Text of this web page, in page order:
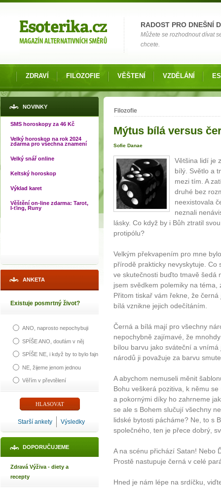
RADOST PRO DNEŠNÍ
Můžete se rozhodnout dívat
chcete.
ZDRAVÍ FILOZOFIE VĚŠTENÍ VZDĚLÁNÍ
NOVINKY
SMS horoskopy za 46 Kč
Velký horoskop na rok 2024
zdarma pro všechna znamení
Velký snář online
Keltský horoskop
Výklad karet
Věštění on-line zdarma: Tarot,
I-ťing, Runy
ANKETA
Existuje posmrtný život?
ANO, naprosto nepochybuji
SPÍŠE ANO, doufám v něj
SPÍŠE NE, i když by to bylo fajn
NE, žijeme jenom jednou
Věřím v převtělení
Starší ankety Výsledky
DOPORUČUJEME
Zdravá Výživa - diety a
recepty
Jste zde
Filozofie
Mýtus bílá versus
Sofie Danae
Většina lidí je
bílý. Světlo a
mezi tím. A
druhé bez
neexistovala
neznali
lásky. Co když by i Bůh ztratil
protipólu?
Velkým překvapením pro mne
přírodě prakticky nevyskytuje.
ve skutečnosti buďto tmavě šedá
jsem svědkem polemiky na
Přitom tiskař vám řekne, že
bílá vznikne jejich odečítáním.
Černá a bílá mají pro všechny
nepochybně zajímavé, že
bílou barvu jako sváteční a
národů ji považuje za barvu
A abychom nemuseli měnit
Bohu veškerá pozitiva, k němu
a pokornými díky ho zahrneme
se ale s Bohem slučují všechny
lidské bytosti pácháme? Ne, to s
společného, ten je přece dobrý,
A na scénu přichází Satan! Nebo
Prostě nastupuje černá v celé
Hned je nám lépe na srdíčku,